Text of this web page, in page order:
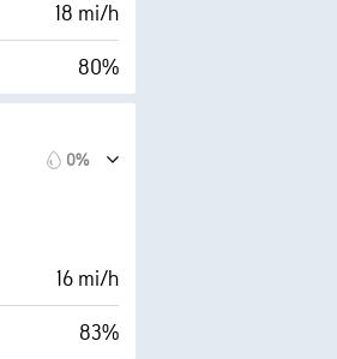
18 mi/h
80%
5 milhas
0%
16 mi/h
83%